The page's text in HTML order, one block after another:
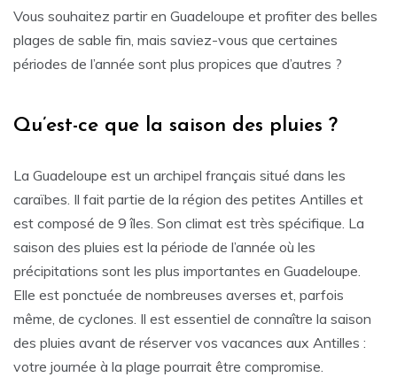
Vous souhaitez partir en Guadeloupe et profiter des belles
plages de sable fin, mais saviez-vous que certaines
périodes de l’année sont plus propices que d’autres ?
Qu’est-ce que la saison des pluies ?
La Guadeloupe est un archipel français situé dans les
caraïbes. Il fait partie de la région des petites Antilles et
est composé de 9 îles. Son climat est très spécifique. La
saison des pluies est la période de l’année où les
précipitations sont les plus importantes en Guadeloupe.
Elle est ponctuée de nombreuses averses et, parfois
même, de cyclones. Il est essentiel de connaître la saison
des pluies avant de réserver vos vacances aux Antilles :
votre journée à la plage pourrait être compromise.